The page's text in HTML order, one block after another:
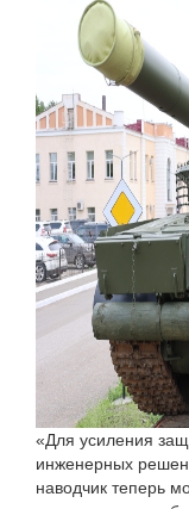
«Для усиления
инженерных
наводчик теперь